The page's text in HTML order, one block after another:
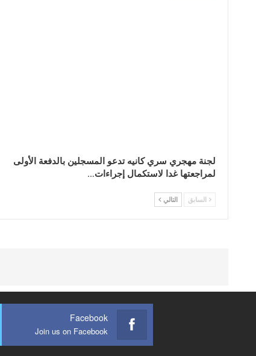
لجنة مهجري سري كانيه تدعو المسجلين بالدفعة الأولى
لمراجعتها غدا لاستكمال إجراءات…
السابق التالي
Facebook
Join us on Facebook